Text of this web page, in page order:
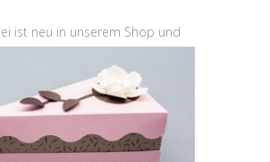
ist neu in unserem Shop und